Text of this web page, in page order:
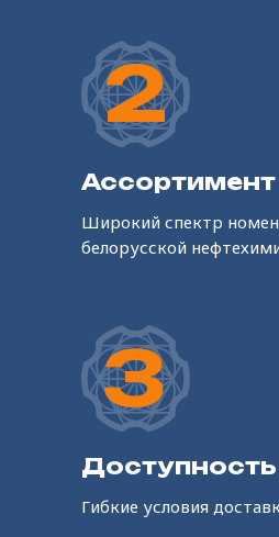
Широкий спектр
белорусской
Ассортимент
2
Гибкие условия
Доступность
3